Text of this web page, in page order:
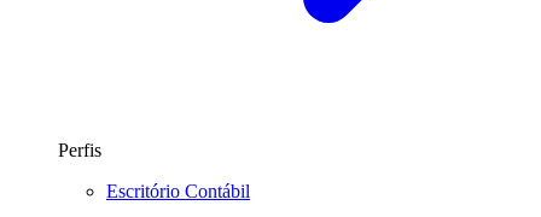
Perfis
Escritório Contábil